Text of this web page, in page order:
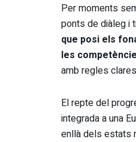
Per moments
ponts de diàleg i
que posi els
les
amb regles
El repte del
integrada a una
enllà dels estats